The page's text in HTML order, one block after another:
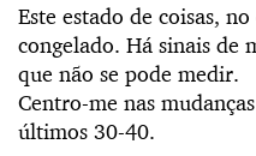
Este estado de coisas,
congelado. Há sinais de
que não se pode medir.
Centro-me nas
últimos 30-40.